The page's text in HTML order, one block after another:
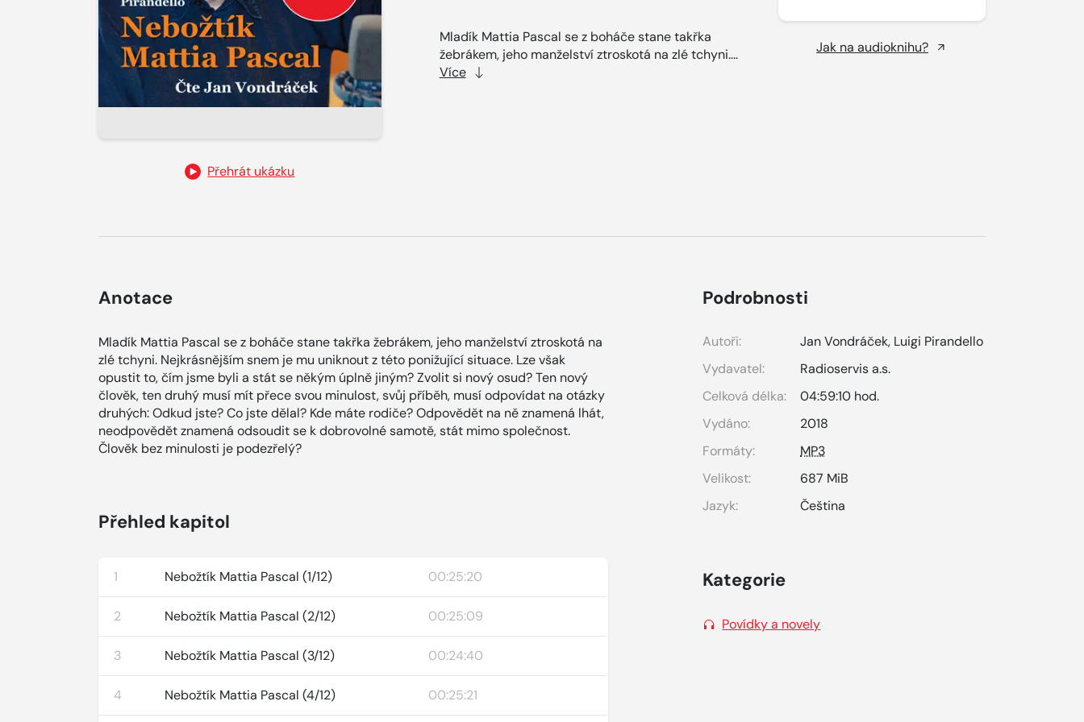
Přehrát ukázku
Mladík Mattia Pascal se z boháče stane takřka
žebrákem, jeho manželství ztroskotá na zlé tchyni....
Více
Jak na audioknihu?
Anotace
Mladík Mattia Pascal se z boháče stane takřka žebrákem, jeho manželství ztroskotá na
zlé tchyni. Nejkrásnějším snem je mu uniknout z této ponižující situace. Lze však
opustit to, čím jsme byli a stát se někým úplně jiným? Zvolit si nový osud? Ten nový
člověk, ten druhý musí mít přece svou minulost, svůj příběh, musí odpovídat na otázky
druhých: Odkud jste? Co jste dělal? Kde máte rodiče? Odpovědět na ně znamená lhát,
neodpovědět znamená odsoudit se k dobrovolné samotě, stát mimo společnost.
Člověk bez minulosti je podezřelý?
Přehled kapitol
1 Nebožtík Mattia Pascal (1/12) 00:25:20
2 Nebožtík Mattia Pascal (2/12) 00:25:09
3 Nebožtík Mattia Pascal (3/12) 00:24:40
4 Nebožtík Mattia Pascal (4/12) 00:25:21
Podrobnosti
Autoři: Jan Vondráček, Luigi Pirandello
Vydavatel:
Radioservis a.s.
Celková délka:
04:59:10 hod.
Vydáno:
2018
Formáty:
MP3
Velikost:
687 MiB
Jazyk:
Čeština
Kategorie
Povídky a novely